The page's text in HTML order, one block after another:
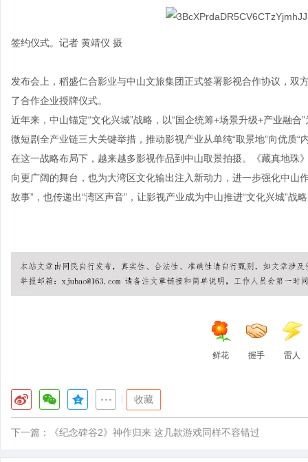
签约仪式。记者 黄靖仪 摄
发布会上，稻盛仁合影业与中山文旅集团正式签署影视合作协议，
了合作企业授牌仪式。
近年来，中山锚定“文化兴城”战略，以“国企统筹+场景升级+产业融
微短剧全产业链三大关键举措，推动影视产业从单纯“取景地”向优质“
在这一战略布局下，越来越多影视作品到中山取景拍摄。《藏真地珠
向更广阔的舞台，也为大湾区文化输出注入新动力，进一步强化中山
故事”，也传递出“湾区声音”，让影视产业成为中山推进“文化兴城”战
鲜花 握手 雷人
收藏
下一篇： 《纪念碑谷2》神作归来 这几款游戏同样不容错过